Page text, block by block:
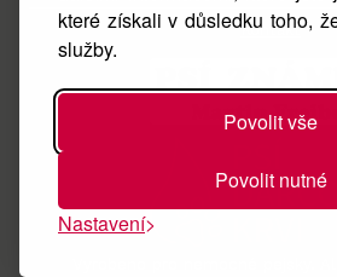
které získali v důsledku toho,
služby.
Povolit vše
Povolit nutné
Nastavení
Kontakt